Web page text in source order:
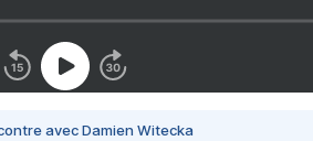
avec Damien Witecka